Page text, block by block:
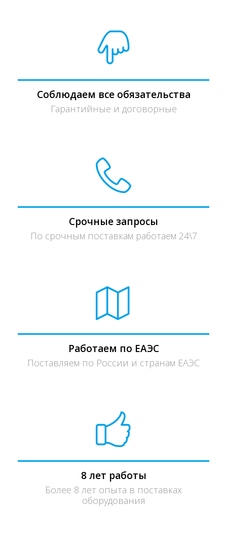
Соблюдаем все обязательства
Гарантийные и договорные
Срочные запросы
По срочным поставкам работаем 24\7
Работаем по ЕАЭС
Поставляем по России и странам ЕАЭС
8 лет работы
Более 8 лет опыта в поставках
оборудования